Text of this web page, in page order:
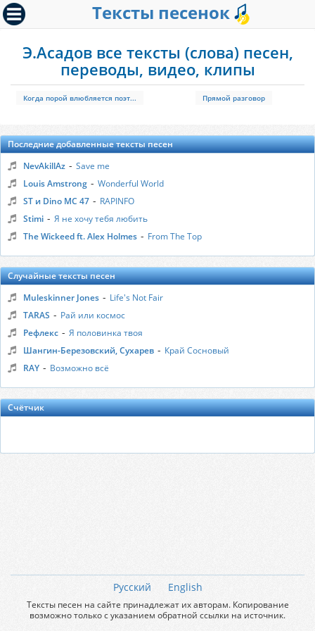
Тексты песенок
Э.Асадов все тексты (слова) песен,
переводы, видео, клипы
Когда порой влюбляется поэт... Прямой разговор
Последние добавленные тексты песен
NevAkillAz - Save me
Louis Amstrong - Wonderful World
ST и Dino MC 47 - RAPINFO
Stimi - Я не хочу тебя любить
The Wickeed ft. Alex Holmes - From The Top
Случайные тексты песен
Muleskinner Jones - Life's Not Fair
TARAS - Рай или космос
Рефлекс - Я половинка твоя
Шангин-Березовский, Сухарев - Край Сосновый
RAY - Возможно всё
Счётчик
Русский English
Тексты песен на сайте принадлежат их авторам. Копирование
возможно только с указанием обратной ссылки на источник.